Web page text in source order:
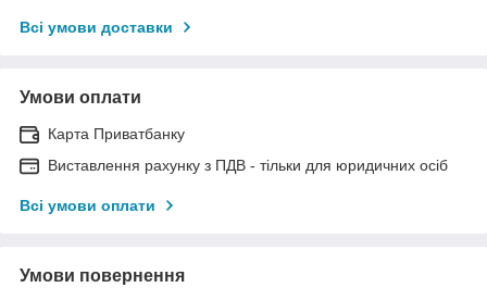
Всі умови доставки
Умови оплати
Карта Приватбанку
Виставлення рахунку з ПДВ - тільки для юридичних осіб
Всі умови оплати
Умови повернення